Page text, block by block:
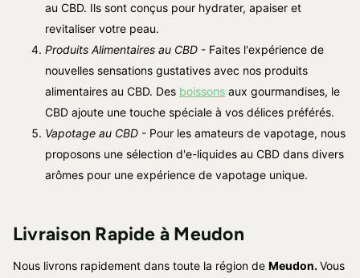
au CBD. Ils sont conçus pour hydrater, apaiser et
revitaliser votre peau.
Produits Alimentaires au CBD - Faites l'expérience de
nouvelles sensations gustatives avec nos produits
alimentaires au CBD. Des boissons aux gourmandises, le
CBD ajoute une touche spéciale à vos délices préférés.
Vapotage au CBD - Pour les amateurs de vapotage, nous
proposons une sélection d'e-liquides au CBD dans divers
arômes pour une expérience de vapotage unique.
Livraison Rapide à Meudon
Nous livrons rapidement dans toute la région de Meudon. Vous